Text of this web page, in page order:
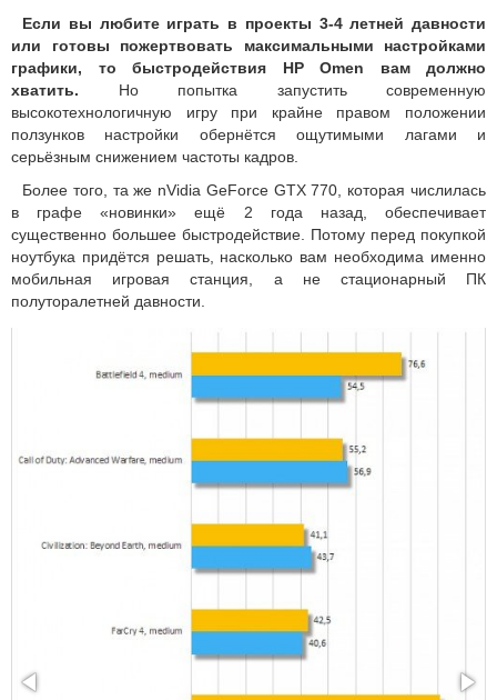
Если вы любите играть в проекты 3-4 летней давности
или готовы пожертвовать максимальными настройками
графики, то быстродействия HP Omen вам должно
хватить. Но попытка запустить современную
высокотехнологичную игру при крайне правом положении
ползунков настройки обернётся ощутимыми лагами и
серьёзным снижением частоты кадров.
Более того, та же nVidia GeForce GTX 770, которая числилась
в графе «новинки» ещё 2 года назад, обеспечивает
существенно большее быстродействие. Потому перед покупкой
ноутбука придётся решать, насколько вам необходима именно
мобильная игровая станция, а не стационарный ПК
полуторалетней давности.